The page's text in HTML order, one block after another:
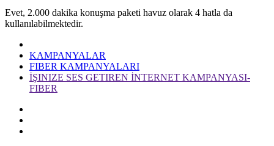
​Evet, 2.000 dakika konuşma paketi havuz olarak 4 hatla da
kullanılabilmektedir.
KAMPANYALAR
FIBER KAMPANYALARI
İŞINIZE SES GETIREN İNTERNET KAMPANYASI-
FIBER